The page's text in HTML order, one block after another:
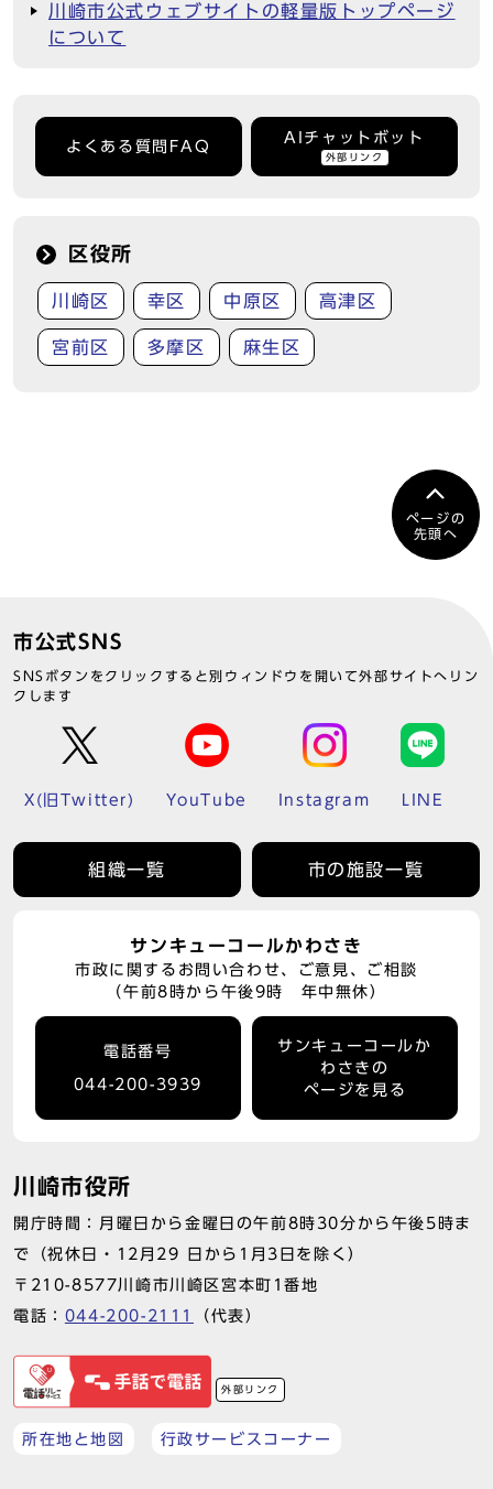
川崎市公式ウェブサイトの軽量版トップページ
について
よくある質問FAQ
AIチャットボット
外部リンク
区役所
川崎区 幸区 中原区 高津区
宮前区 多摩区 麻生区
ページの
先頭へ
市公式SNS
SNSボタンをクリックすると別ウィンドウを開いて外部サイトへリン
クします
X(旧Twitter) YouTube Instagram LINE
組織一覧 市の施設一覧
サンキューコールかわさき
市政に関するお問い合わせ、ご意見、ご相談
（午前8時から午後9時 年中無休）
電話番号
044-200-3939
サンキューコールか
わさきの
ページを見る
川崎市役所
開庁時間：月曜日から金曜日の午前8時30分から午後5時ま
で（祝休日・12月29 日から1月3日を除く）
〒210-8577川崎市川崎区宮本町1番地
電話： 044-200-2111 （代表）
外部リンク
所在地と地図 行政サービスコーナー